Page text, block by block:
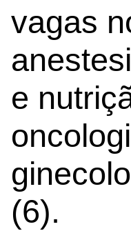
vagas
e
(6).